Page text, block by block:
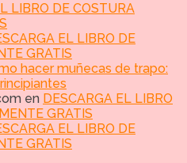
LIBRO DE COSTURA
EL LIBRO DE
GRATIS
hacer muñecas de trapo:
en DESCARGA EL LIBRO
GRATIS
EL LIBRO DE
GRATIS